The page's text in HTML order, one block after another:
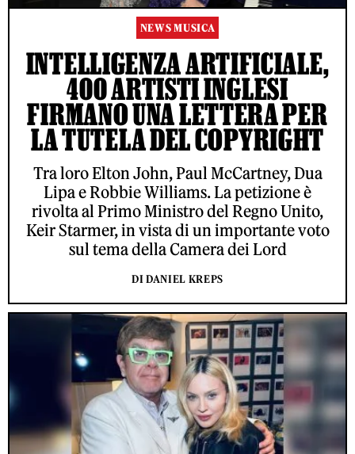
NEWS MUSICA
INTELLIGENZA ARTIFICIALE,
400 ARTISTI INGLESI
FIRMANO UNA LETTERA PER
LA TUTELA DEL COPYRIGHT
Tra loro Elton John, Paul McCartney, Dua
Lipa e Robbie Williams. La petizione è
rivolta al Primo Ministro del Regno Unito,
Keir Starmer, in vista di un importante voto
sul tema della Camera dei Lord
DI DANIEL KREPS